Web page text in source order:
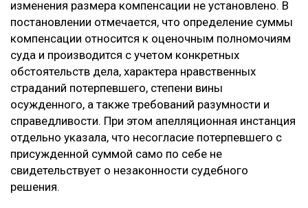
семью и реализовать свои жизненные планы. По
мнению заявителя, суд первой инстанции не в
полной мере оценил глубину нравственных
страданий отца.
Что решил суд
Судебная коллегия оставила жалобу без
удовлетворения, подчеркнув, что оснований для
изменения размера компенсации не установлено. В
постановлении отмечается, что определение суммы
компенсации относится к оценочным полномочиям